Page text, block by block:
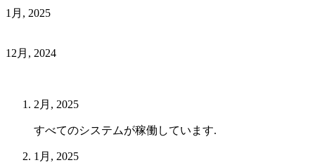
1月, 2025
12月, 2024
2月, 2025
すべてのシステムが稼働しています.
1月, 2025